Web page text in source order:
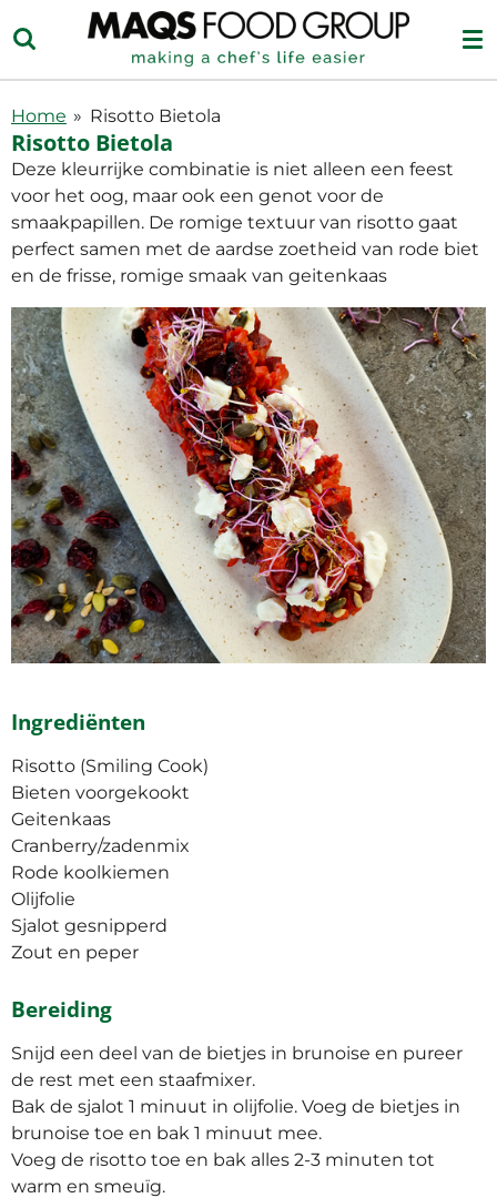
direct
naar
hoofdinhoud
Home » Risotto Bietola
Risotto Bietola
Deze kleurrijke combinatie is niet alleen een feest
voor het oog, maar ook een genot voor de
smaakpapillen. De romige textuur van risotto gaat
perfect samen met de aardse zoetheid van rode biet
en de frisse, romige smaak van geitenkaas
Ingrediënten
Risotto (Smiling Cook)
Bieten voorgekookt
Geitenkaas
Cranberry/zadenmix
Rode koolkiemen
Olijfolie
Sjalot gesnipperd
Zout en peper
Bereiding
Snijd een deel van de bietjes in brunoise en pureer
de rest met een staafmixer.
Bak de sjalot 1 minuut in olijfolie. Voeg de bietjes in
brunoise toe en bak 1 minuut mee.
Voeg de risotto toe en bak alles 2-3 minuten tot
warm en smeuïg.